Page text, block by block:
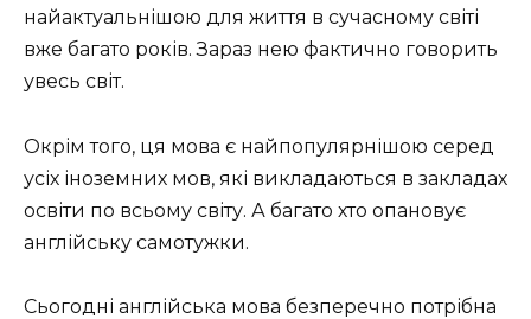
найактуальнішою для життя в сучасному світі
вже багато років. Зараз нею фактично говорить
увесь світ.
Окрім того, ця мова є найпопулярнішою серед
усіх іноземних мов, які викладаються в закладах
освіти по всьому світу. А багато хто опановує
англійську самотужки.
Сьогодні англійська мова безперечно потрібна